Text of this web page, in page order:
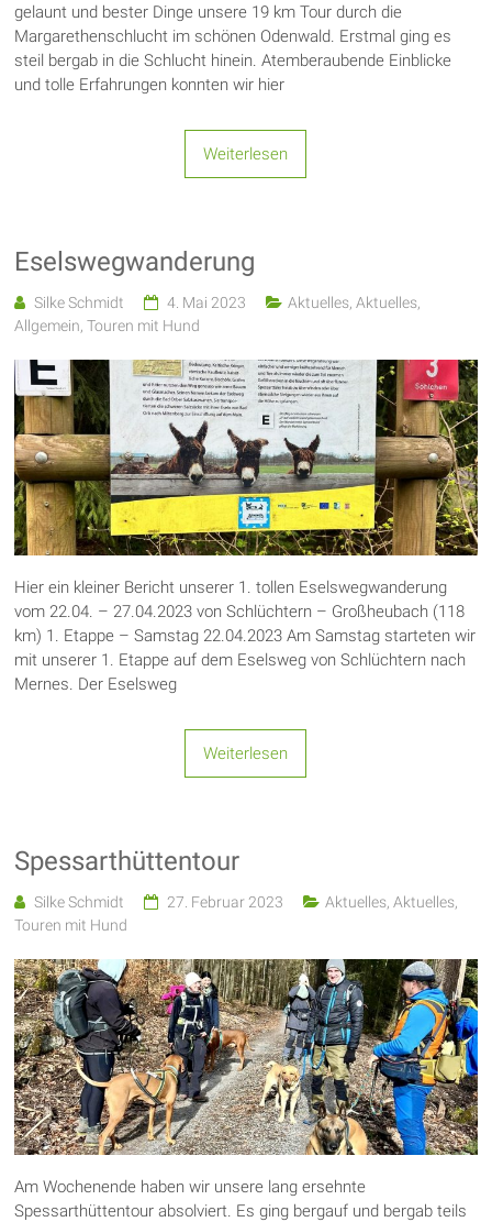
gelaunt und bester Dinge unsere 19 km Tour durch die
Margarethenschlucht im schönen Odenwald. Erstmal ging es
steil bergab in die Schlucht hinein. Atemberaubende Einblicke
und tolle Erfahrungen konnten wir hier
Weiterlesen
Eselswegwanderung
Silke Schmidt 4. Mai 2023 Aktuelles,Aktuelles,
Allgemein,Touren mit Hund
Hier ein kleiner Bericht unserer 1. tollen Eselswegwanderung
vom 22.04. – 27.04.2023 von Schlüchtern – Großheubach (118
km) 1. Etappe – Samstag 22.04.2023 Am Samstag starteten wir
mit unserer 1. Etappe auf dem Eselsweg von Schlüchtern nach
Mernes. Der Eselsweg
Weiterlesen
Spessarthüttentour
Silke Schmidt 27. Februar 2023 Aktuelles,Aktuelles,
Touren mit Hund
Am Wochenende haben wir unsere lang ersehnte
Spessarthüttentour absolviert. Es ging bergauf und bergab teils